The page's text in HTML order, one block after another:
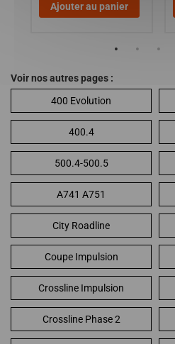
Ajouter au panier
Voir nos autres pages :
400 Evolution
400.4
500.4-500.5
A741 A751
City Roadline
Coupe Impulsion
Crossline Impulsion
Crossline Phase 2